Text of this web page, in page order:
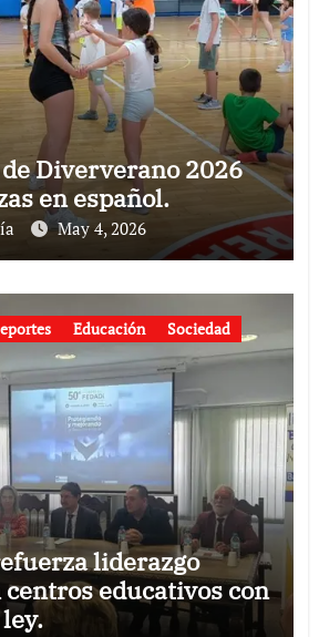
Diververano 2026
en español.
May 4, 2026
Educación
Sociedad
liderazgo
educativos con